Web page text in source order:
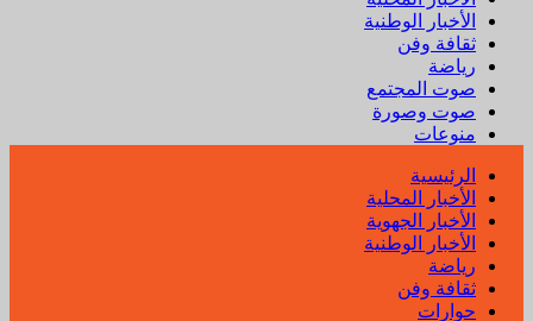
الأخبار الوطنية
ثقافة وفن
رياضة
صوت المجتمع
صوت وصورة
منوعات
القائمة
الأولية
الرئيسية
الأخبار المحلية
الأخبار الجهوية
الأخبار الوطنية
رياضة
ثقافة وفن
حوارات